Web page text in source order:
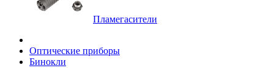
Пламегасители
Оптические приборы
Бинокли